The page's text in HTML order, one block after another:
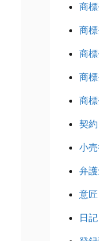
商
商
商
商
商
契約
小
弁
意匠
日記